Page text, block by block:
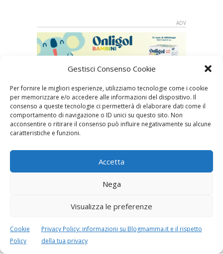
Gestisci Consenso Cookie
Per fornire le migliori esperienze, utilizziamo tecnologie come i cookie
per memorizzare e/o accedere alle informazioni del dispositivo. Il
consenso a queste tecnologie ci permetterà di elaborare dati come il
comportamento di navigazione o ID unici su questo sito. Non
acconsentire o ritirare il consenso può influire negativamente su alcune
caratteristiche e funzioni.
Accetta
Nega
Visualizza le preferenze
Cookie
Policy
Privacy Policy: informazioni su Blogmamma.it e il rispetto
della tua privacy
Speciali in evidenza